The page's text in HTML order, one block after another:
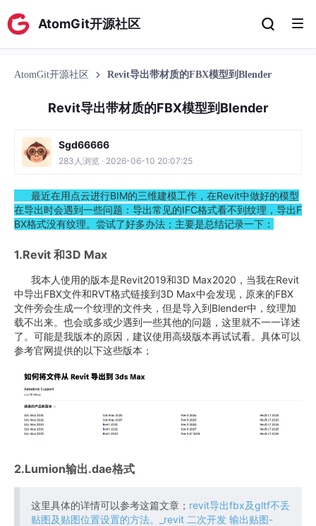
AtomGit开源社区
AtomGit开源社区 Revit导出带材质的FBX模型到Blender
Revit导出带材质的FBX模型到Blender
Sgd66666
283人浏览 · 2026-06-10 20:07:25
最近在用点云进行BIM的三维建模工作，在Revit中做好的模型
在导出时会遇到一些问题：导出常见的IFC格式看不到纹理，导出F
BX格式没有纹理。尝试了好多办法；主要是总结记录一下：
1.Revit 和3D Max
我本人使用的版本是Revit2019和3D Max2020，当我在Revit
中导出FBX文件和RVT格式链接到3D Max中会发现，原来的FBX
文件旁会生成一个纹理的文件夹，但是导入到Blender中，纹理加
载不出来。也会或多或少遇到一些其他的问题，这里就不一一详述
了。可能是我版本的原因，建议使用高级版本再试试看。具体可以
参考官网提供的以下这些版本；
2.Lumion输出.dae格式
这里具体的详情可以参考这篇文章； revit导出fbx及gltf不丢
贴图及贴图位置设置的方法。_revit 二次开发 输出贴图-